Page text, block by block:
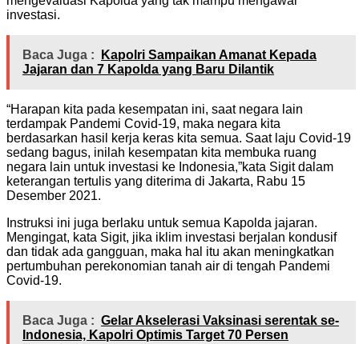
investasi.
Baca Juga :
Kapolri Sampaikan Amanat Kepada
Jajaran dan 7 Kapolda yang Baru Dilantik
“Harapan kita pada kesempatan ini, saat negara lain
terdampak Pandemi Covid-19, maka negara kita
berdasarkan hasil kerja keras kita semua. Saat laju Covid-19
sedang bagus, inilah kesempatan kita membuka ruang
negara lain untuk investasi ke Indonesia,”kata Sigit dalam
keterangan tertulis yang diterima di Jakarta, Rabu 15
Desember 2021.
Instruksi ini juga berlaku untuk semua Kapolda jajaran.
Mengingat, kata Sigit, jika iklim investasi berjalan kondusif
dan tidak ada gangguan, maka hal itu akan meningkatkan
pertumbuhan perekonomian tanah air di tengah Pandemi
Covid-19.
Baca Juga : Gelar Akselerasi Vaksinasi serentak se-
Indonesia, Kapolri Optimis Target 70 Persen